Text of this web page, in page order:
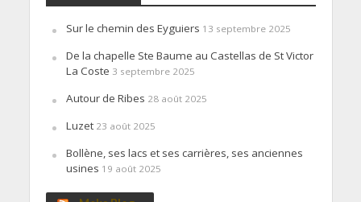
Sur le chemin des Eyguiers 13 septembre 2025
De la chapelle Ste Baume au Castellas de St Victor
La Coste 3 septembre 2025
Autour de Ribes 28 août 2025
Luzet 23 août 2025
Bollène, ses lacs et ses carrières, ses anciennes
usines 19 août 2025